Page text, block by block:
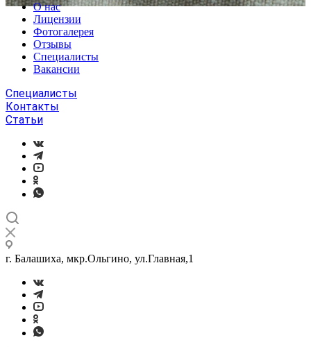
О нас
Лицензии
Фотогалерея
Отзывы
Специалисты
Вакансии
Специалисты
Контакты
Статьи
г. Балашиха, мкр.Ольгино, ул.Главная,1